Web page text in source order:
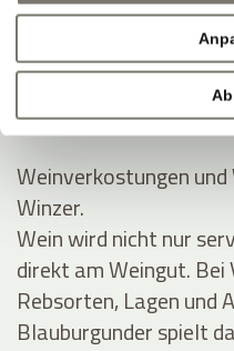
Das Weingut ist der
Rund um Eppan
Südtiroler Weinstraße.
mit klarer Linie und
Weinverkostungen
Winzer.
Wein wird nicht nur
direkt am Weingut. Bei
Rebsorten, Lagen und
Blauburgunder spielt